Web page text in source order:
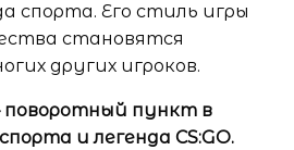
спорта. Его стиль игры
становятся
других игроков.
пункт в
и легенда CS:GO.